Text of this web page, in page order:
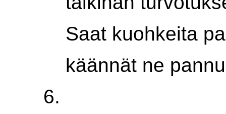
Saat kuohkeita
käännät ne